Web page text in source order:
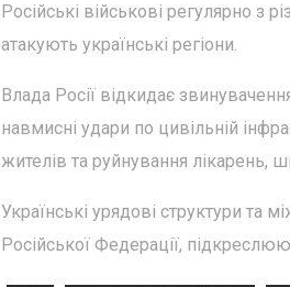
Російські військові регулярно
атакують українські регіони.
Влада Росії відкидає
навмисні удари по цивільній
жителів та руйнування лікарень,
Українські урядові структури та
Російської Федерації,